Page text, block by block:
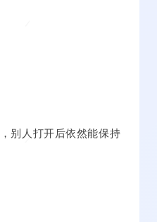
，别人打开后依然能保持